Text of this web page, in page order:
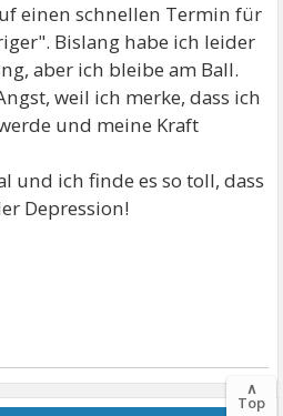
einen schnellen Termin für
Bislang habe ich leider
aber ich bleibe am Ball.
weil ich merke, dass ich
und meine Kraft
und ich finde es so toll, dass
Depression!
∧
Top